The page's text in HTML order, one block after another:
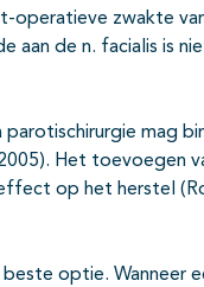
operatieve zwakte
aan de n. facialis is
mag
Het toevoegen
op het herstel
optie. Wanneer